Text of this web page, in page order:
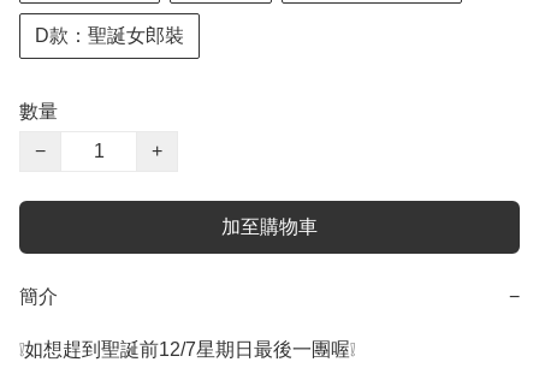
D款：聖誕女郎裝
數量
−
+
加至購物車
簡介 −
❕如想趕到聖誕前12/7星期日最後一團喔❕